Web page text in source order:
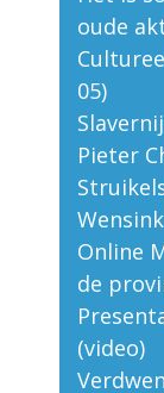
oude
05)
Pieter
Wensink
Online
de
(video)